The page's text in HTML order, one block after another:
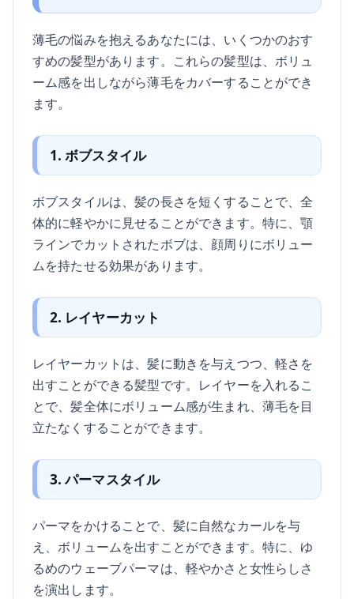
薄毛の悩みを抱えるあなたには、いくつかのおす
すめの髪型があります。これらの髪型は、ボリュ
ーム感を出しながら薄毛をカバーすることができ
ます。
1. ボブスタイル
ボブスタイルは、髪の長さを短くすることで、全
体的に軽やかに見せることができます。特に、顎
ラインでカットされたボブは、顔周りにボリュー
ムを持たせる効果があります。
2. レイヤーカット
レイヤーカットは、髪に動きを与えつつ、軽さを
出すことができる髪型です。レイヤーを入れるこ
とで、髪全体にボリューム感が生まれ、薄毛を目
立たなくすることができます。
3. パーマスタイル
パーマをかけることで、髪に自然なカールを与
え、ボリュームを出すことができます。特に、ゆ
るめのウェーブパーマは、軽やかさと女性らしさ
を演出します。